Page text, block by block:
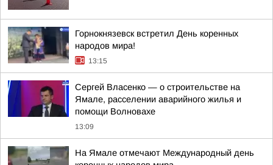
Горнокнязевск встретил День коренных
народов мира!
13:15
Сергей Власенко — о строительстве на
Ямале, расселении аварийного жилья и
помощи Волновахе
13:09
На Ямале отмечают Международный день